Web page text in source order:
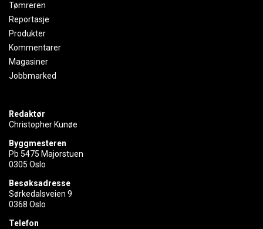
Tømreren
Reportasje
Produkter
Kommentarer
Magasiner
Jobbmarked
Redaktør
Christopher Kunøe
Byggmesteren
Pb 5475 Majorstuen
0305 Oslo
Besøksadresse
Sørkedalsveien 9
0368 Oslo
Telefon